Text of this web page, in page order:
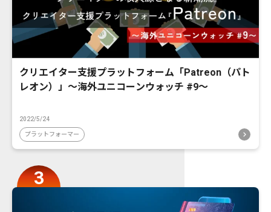
クリエイター支援プラットフォーム「Patreon（パト
レオン）」〜海外ユニコーンウォッチ #9〜
2022/5/24
プラットフォーマー